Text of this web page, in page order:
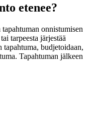
etenee?
onnistumisen
tarpeesta järjestää
tapahtuma, budjetoidaan,
Tapahtuman jälkeen